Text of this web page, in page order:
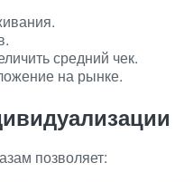
средний чек.
на рынке.
позволяет: